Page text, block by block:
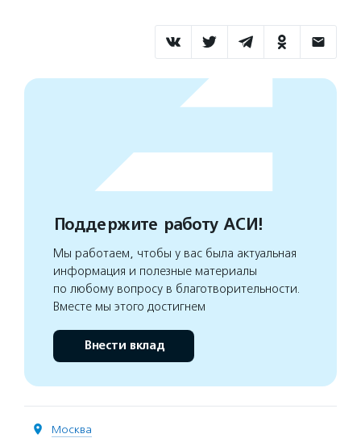
Поддержите работу АСИ!
Мы работаем, чтобы у вас была актуальная
информация и полезные материалы
по любому вопросу в благотворительности.
Вместе мы этого достигнем
Внести вклад
Москва